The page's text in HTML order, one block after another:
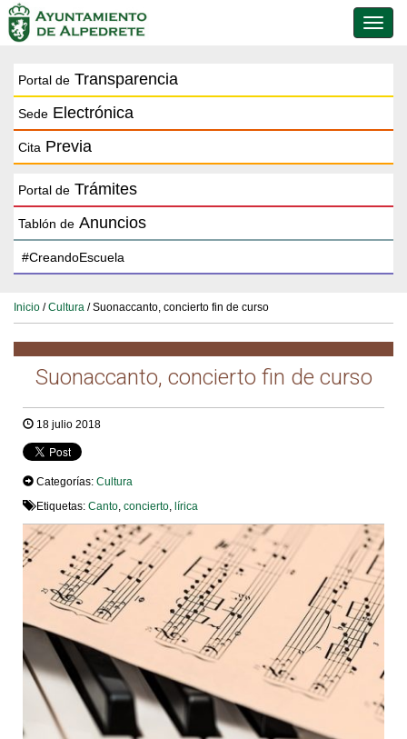
de
Portal de Transparencia
Sede Electrónica
Cita Previa
Portal de Trámites
Tablón de Anuncios
Inicio /Cultura / Suonaccanto, concierto fin de curso
Suonaccanto, concierto fin de curso
18 julio 2018
Categorías: Cultura
Etiquetas: Canto concierto lírica